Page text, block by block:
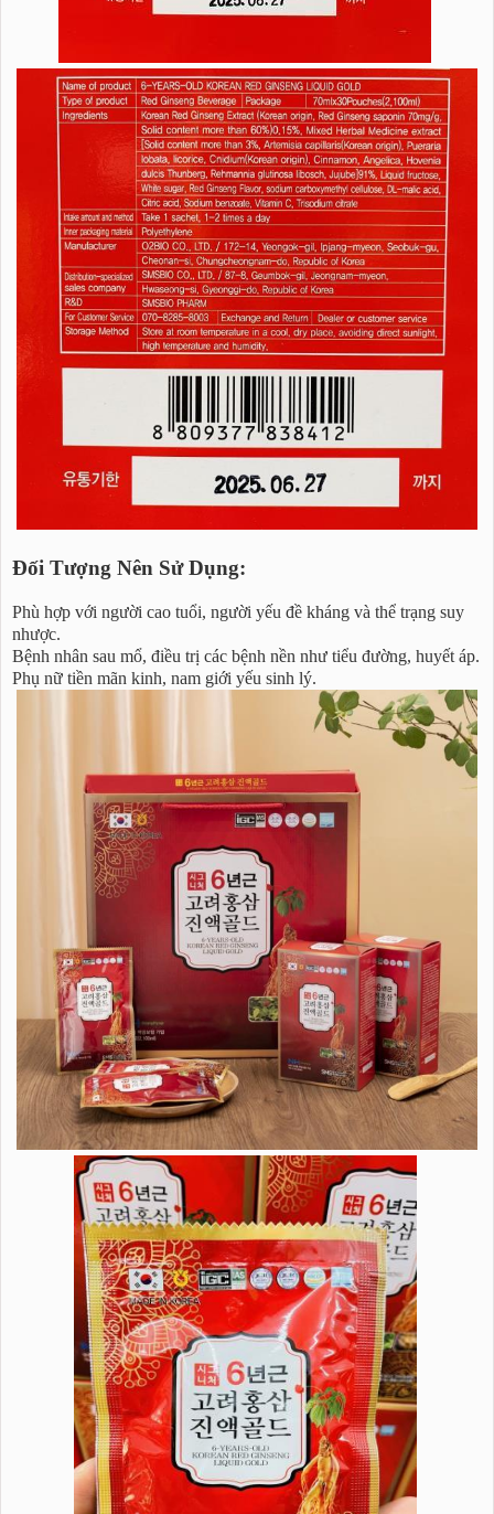
Đối Tượng Nên Sử Dụng:
Phù hợp với người cao tuổi, người yếu đề kháng và thể trạng suy
nhược.
Bệnh nhân sau mổ, điều trị các bệnh nền như tiểu đường, huyết áp.
Phụ nữ tiền mãn kinh, nam giới yếu sinh lý.